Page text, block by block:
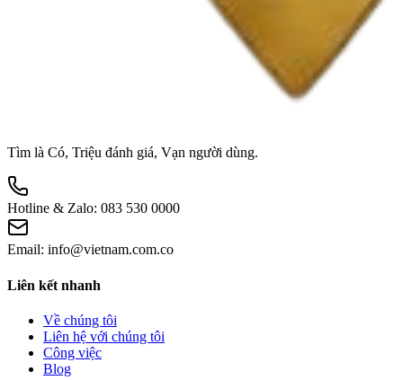
Tìm là Có, Triệu đánh giá, Vạn người dùng.
Hotline & Zalo: 083 530 0000
Email: info@vietnam.com.co
Liên kết nhanh
Về chúng tôi
Liên hệ với chúng tôi
Công việc
Blog